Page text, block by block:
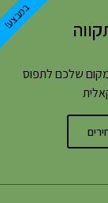
שלכם לתפוס
במבצע!